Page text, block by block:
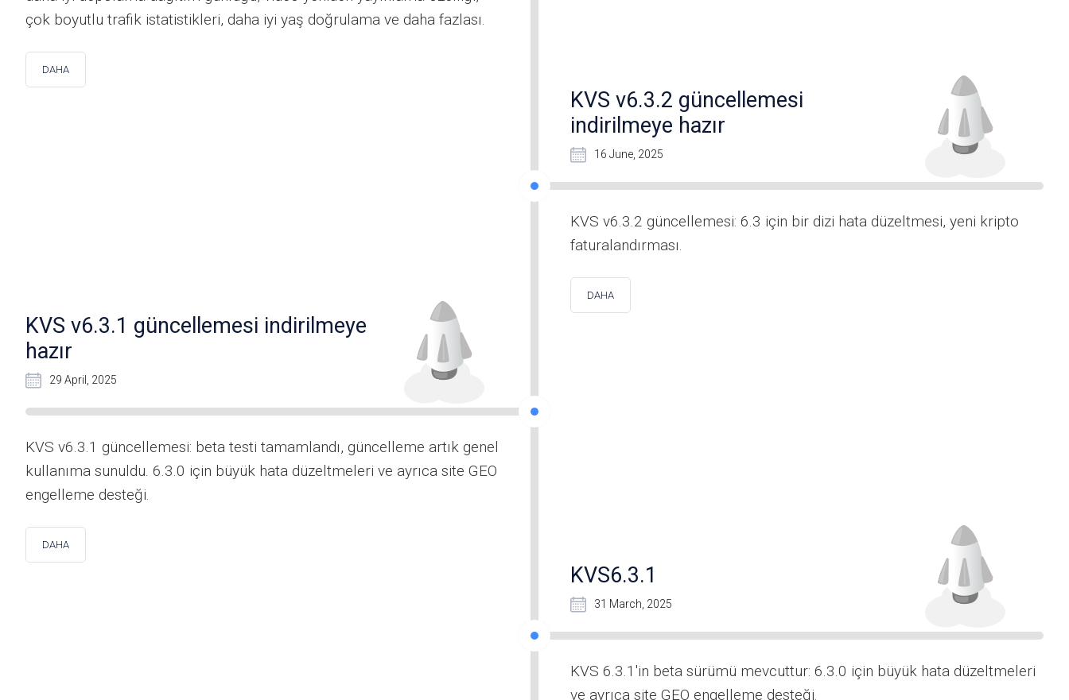
çok boyutlu trafik istatistikleri, daha iyi yaş doğrulama ve daha fazlası.
DAHA
KVS v6.3.2 güncellemesi
indirilmeye hazır
16 June, 2025
KVS v6.3.2 güncellemesi: 6.3 için bir dizi hata düzeltmesi, yeni kripto
faturalandırması.
DAHA
KVS v6.3.1 güncellemesi indirilmeye
hazır
29 April, 2025
KVS v6.3.1 güncellemesi: beta testi tamamlandı, güncelleme artık genel
kullanıma sunuldu. 6.3.0 için büyük hata düzeltmeleri ve ayrıca site GEO
engelleme desteği.
DAHA
KVS6.3.1
31 March, 2025
KVS 6.3.1'in beta sürümü mevcuttur: 6.3.0 için büyük hata düzeltmeleri
ve ayrıca site GEO engelleme desteği.